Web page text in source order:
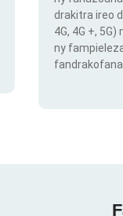
drakitra ireo
4G, 4G +,
ny
fandrakofana.